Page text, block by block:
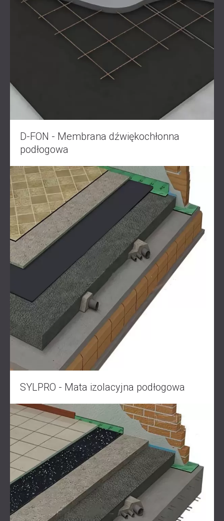
D-FON - Membrana dźwiękochłonna
podłogowa
SYLPRO - Mata izolacyjna podłogowa